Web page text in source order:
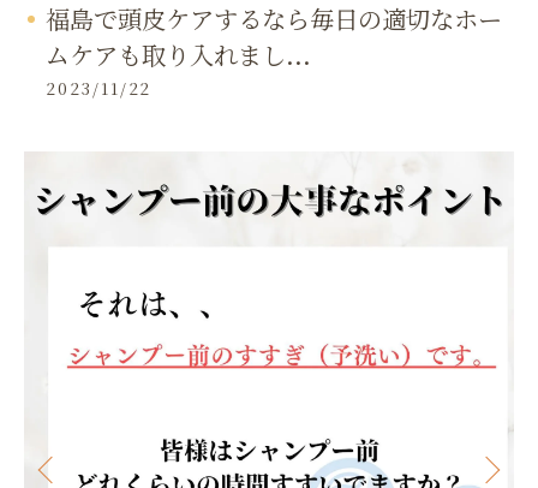
福島で頭皮ケアするなら毎日の適切なホー
ムケアも取り入れまし...
2023/11/22